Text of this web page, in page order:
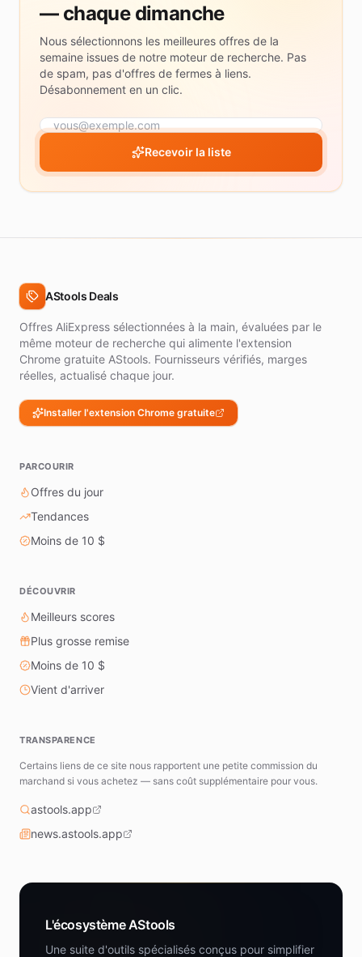
— chaque dimanche
Nous sélectionnons les meilleures offres de la
semaine issues de notre moteur de recherche. Pas
de spam, pas d'offres de fermes à liens.
Désabonnement en un clic.
Recevoir la liste
AStools Deals
Offres AliExpress sélectionnées à la main, évaluées par le
même moteur de recherche qui alimente l'extension
Chrome gratuite AStools. Fournisseurs vérifiés, marges
réelles, actualisé chaque jour.
Installer l'extension Chrome gratuite
PARCOURIR
Offres du jour
Tendances
Moins de 10 $
DÉCOUVRIR
Meilleurs scores
Plus grosse remise
Moins de 10 $
Vient d'arriver
TRANSPARENCE
Certains liens de ce site nous rapportent une petite commission du
marchand si vous achetez — sans coût supplémentaire pour vous.
astools.app
news.astools.app
L'écosystème AStools
Une suite d'outils spécialisés conçus pour simplifier